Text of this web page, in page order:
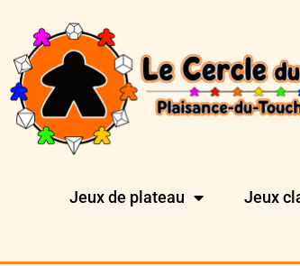
Jeux de plateau Jeux